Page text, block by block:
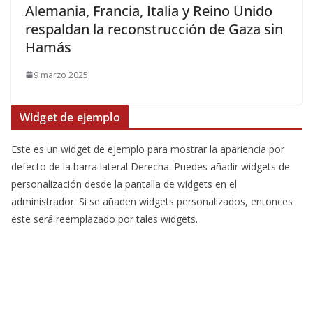
Alemania, Francia, Italia y Reino Unido
respaldan la reconstrucción de Gaza sin
Hamás
9 marzo 2025
Widget de ejemplo
Este es un widget de ejemplo para mostrar la apariencia por
defecto de la barra lateral Derecha. Puedes añadir widgets de
personalización desde la pantalla de widgets en el
administrador. Si se añaden widgets personalizados, entonces
este será reemplazado por tales widgets.